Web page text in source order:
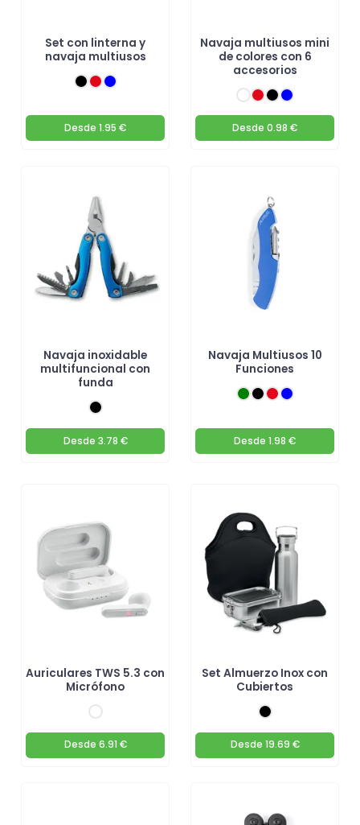
Set con linterna y
navaja multiusos
Desde 1.95 €
Navaja multiusos mini
de colores con 6
accesorios
Desde 0.98 €
Navaja inoxidable
multifuncional con
funda
Desde 3.78 €
Navaja Multiusos 10
Funciones
Desde 1.98 €
Auriculares TWS 5.3 con
Micrófono
Desde 6.91 €
Set Almuerzo Inox con
Cubiertos
Desde 19.69 €